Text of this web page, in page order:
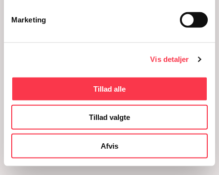
Marketing
Vis detaljer
Tillad alle
Tillad valgte
Afvis